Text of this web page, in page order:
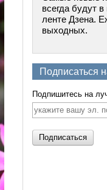
всегда будут
ленте Дзена.
выходных.
Подписаться
Подпишитесь на